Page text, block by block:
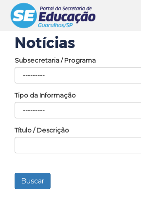
Notícias
Subsecretaria / Programa
Tipo da Informação
Título / Descrição